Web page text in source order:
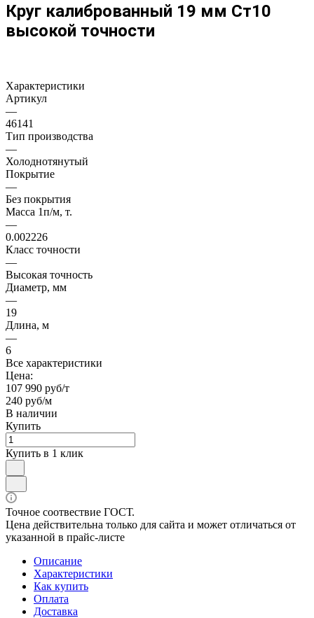
Круг калиброванный 19 мм Ст10
высокой точности
Характеристики
Артикул
—
46141
Тип производства
—
Холоднотянутый
Покрытие
—
Без покрытия
Масса 1п/м, т.
—
0.002226
Класс точности
—
Высокая точность
Диаметр, мм
—
19
Длина, м
—
6
Все характеристики
Цена:
107 990 руб/т
240 руб/м
В наличии
Купить
Купить в 1 клик
Точное соотвествие ГОСТ.
Цена действительна только для сайта и может отличаться от
указанной в прайс-листе
Описание
Характеристики
Как купить
Оплата
Доставка